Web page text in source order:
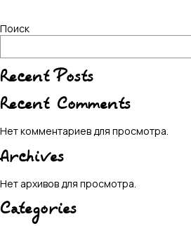
Поиск
Recent Posts
Recent Comments
Нет комментариев для просмотра.
Archives
Нет архивов для просмотра.
Categories